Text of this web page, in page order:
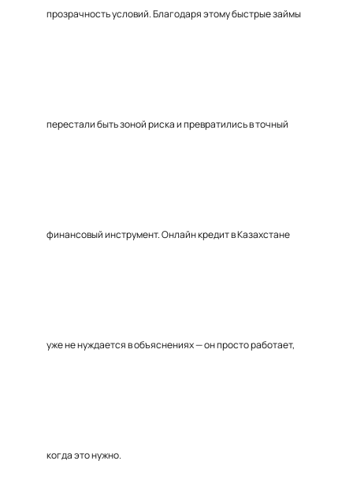
прозрачность условий. Благодаря этому быстрые займы
перестали быть зоной риска и превратились в точный
финансовый инструмент. Онлайн кредит в Казахстане
уже не нуждается в объяснениях — он просто работает,
когда это нужно.